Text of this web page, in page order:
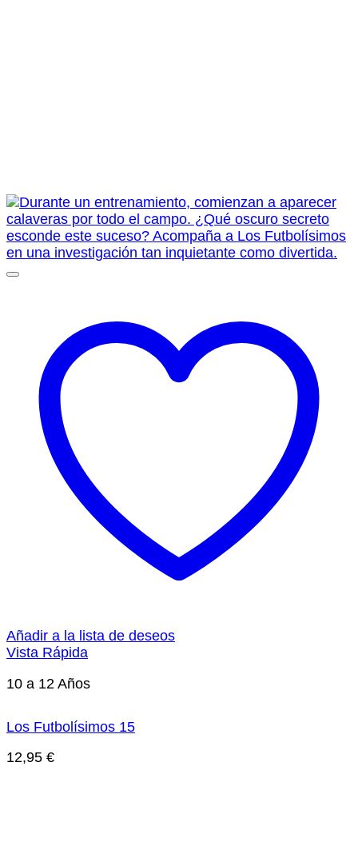
Añadir a la lista de deseos
Vista Rápida
10 a 12 Años
Los Futbolísimos 15
12,95 €